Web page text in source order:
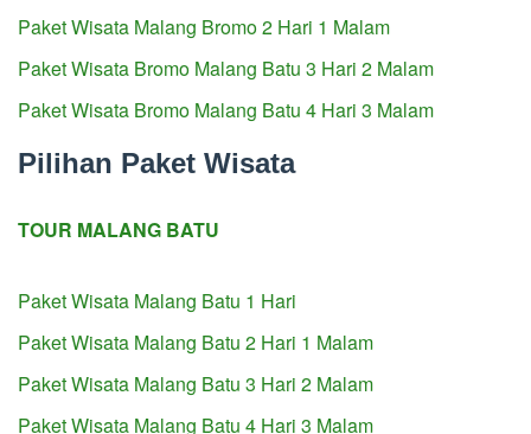
Paket Wisata Malang Bromo 2 Hari 1 Malam
Paket Wisata Bromo Malang Batu 3 Hari 2 Malam
Paket Wisata Bromo Malang Batu 4 Hari 3 Malam
Pilihan Paket Wisata
TOUR MALANG BATU
Paket Wisata Malang Batu 1 Hari
Paket Wisata Malang Batu 2 Hari 1 Malam
Paket Wisata Malang Batu 3 Hari 2 Malam
Paket Wisata Malang Batu 4 Hari 3 Malam